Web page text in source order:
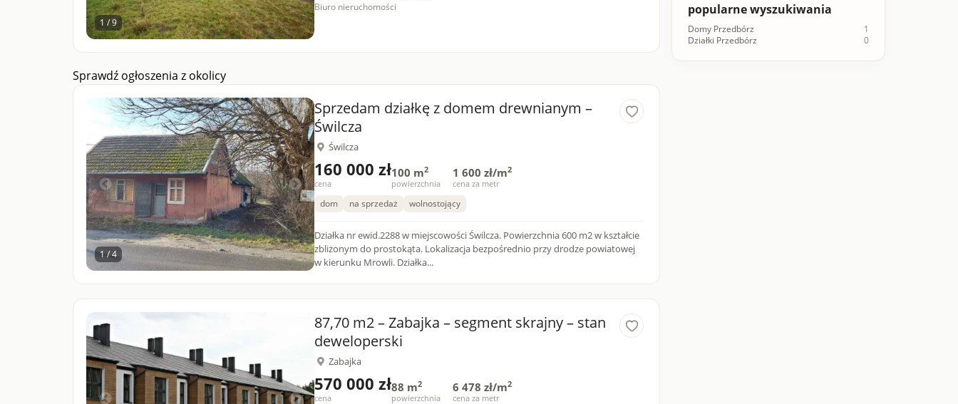
1 / 9
Biuro nieruchomości
Sprawdź ogłoszenia z okolicy
1 / 4
Sprzedam działkę z domem drewnianym –
Świlcza
Świlcza
160 000 zł
cena
100 m2
powierzchnia
1 600 zł/m2
cena za metr
dom na sprzedaż wolnostojący
Działka nr ewid.2288 w miejscowości Świlcza. Powierzchnia 600 m2 w kształcie
zbliżonym do prostokąta. Lokalizacja bezpośrednio przy drodze powiatowej
w kierunku Mrowli. Działka...
87,70 m2 – Zabajka – segment skrajny – stan
deweloperski
Zabajka
570 000 zł
cena
88 m2
powierzchnia
6 478 zł/m2
cena za metr
popularne wyszukiwania
Domy Przedbórz
1
Działki Przedbórz
0